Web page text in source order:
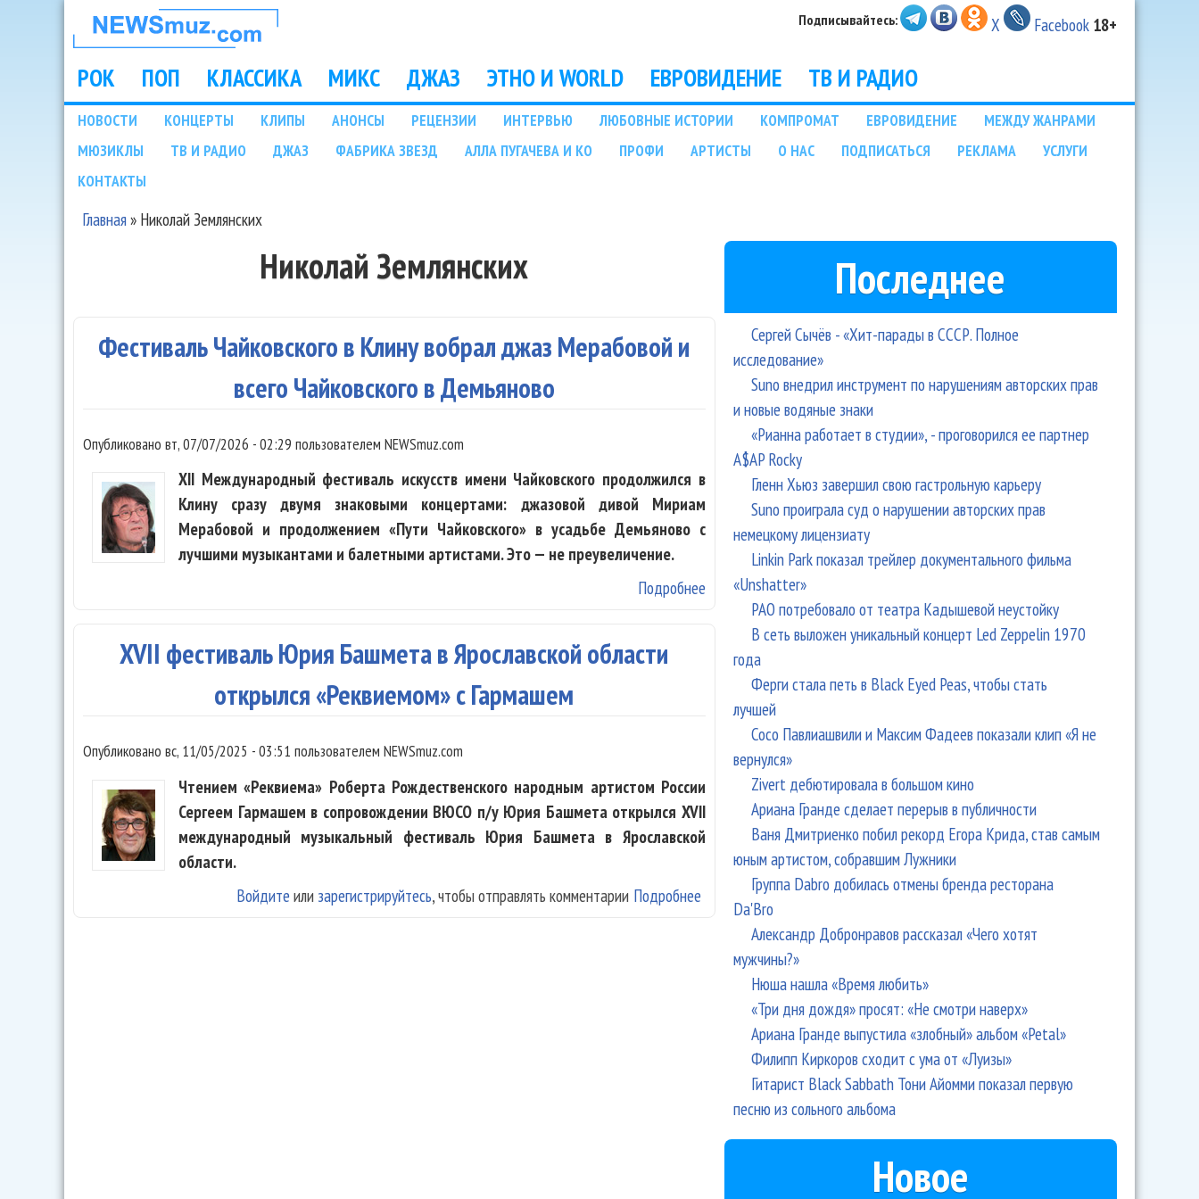
НОВОСТИ
МУЗЫКИ И
ШОУ БИЗНЕСА
NEWSMUZ.COM
Подписывайтесь: X Facebook 18+
Main menu
РОК ПОП КЛАССИКА МИКС ДЖАЗ ЭТНО И WORLD ЕВРОВИДЕНИЕ ТВ И РАДИО
Подразделы
НОВОСТИ КОНЦЕРТЫ КЛИПЫ АНОНСЫ РЕЦЕНЗИИ ИНТЕРВЬЮ ЛЮБОВНЫЕ ИСТОРИИ КОМПРОМАТ ЕВРОВИДЕНИЕ
МЕЖДУ ЖАНРАМИ
МЮЗИКЛЫ
ТВ И РАДИО ДЖАЗ ФАБРИКА ЗВЕЗД АЛЛА ПУГАЧЕВА И КО ПРОФИ АРТИСТЫ О НАС ПОДПИСАТЬСЯ РЕКЛАМА
УСЛУГИ
КОНТАКТЫ
Главная» Николай Землянских
Николай Землянских
Фестиваль Чайковского в Клину вобрал джаз Мерабовой и
всего Чайковского в Демьяново
Опубликовано вт, 07/07/2026 - 02:29 пользователем NEWSmuz.com
XII Международный фестиваль искусств имени Чайковского продолжился в
Клину сразу двумя знаковыми концертами: джазовой дивой Мириам
Мерабовой и продолжением «Пути Чайковского» в усадьбе Демьяново с
лучшими музыкантами и балетными артистами. Это — не преувеличение.
Подробнее о Фестиваль Чайковского в Клину вобрал джаз Мерабовой и всего
Чайковского в Демьяново
XVII фестиваль Юрия Башмета в Ярославской области
открылся «Реквиемом» с Гармашем
Опубликовано вс, 11/05/2025 - 03:51 пользователем NEWSmuz.com
Чтением «Реквиема» Роберта Рождественского народным артистом России
Сергеем Гармашем в сопровождении ВЮСО п/у Юрия Башмета открылся XVII
международный музыкальный фестиваль Юрия Башмета в Ярославской
области.
Подробнее о XVII фестиваль Юрия Башмета в Ярославской области открылся
«Реквиемом» с Гармашем
Войдите или зарегистрируйтесь, чтобы отправлять комментарии
Последнее
Сергей Сычёв - «Хит-парады в СССР. Полное
исследование»
Suno внедрил инструмент по нарушениям авторских прав
и новые водяные знаки
«Рианна работает в студии», - проговорился ее партнер
A$AP Rocky
Гленн Хьюз завершил свою гастрольную карьеру
Suno проиграла суд о нарушении авторских прав
немецкому лицензиату
Linkin Park показал трейлер документального фильма
«Unshatter»
РАО потребовало от театра Кадышевой неустойку
В сеть выложен уникальный концерт Led Zeppelin 1970
года
Ферги стала петь в Black Eyed Peas, чтобы стать
лучшей
Сосо Павлиашвили и Максим Фадеев показали клип «Я не
вернулся»
Zivert дебютировала в большом кино
Ариана Гранде сделает перерыв в публичности
Ваня Дмитриенко побил рекорд Егора Крида, став самым
юным артистом, собравшим Лужники
Группа Dabro добилась отмены бренда ресторана
Da'Bro
Александр Добронравов рассказал «Чего хотят
мужчины?»
Нюша нашла «Время любить»
«Три дня дождя» просят: «Не смотри наверх»
Ариана Гранде выпустила «злобный» альбом «Petal»
Филипп Киркоров сходит с ума от «Луизы»
Гитарист Black Sabbath Тони Айомми показал первую
песню из сольного альбома
Новое